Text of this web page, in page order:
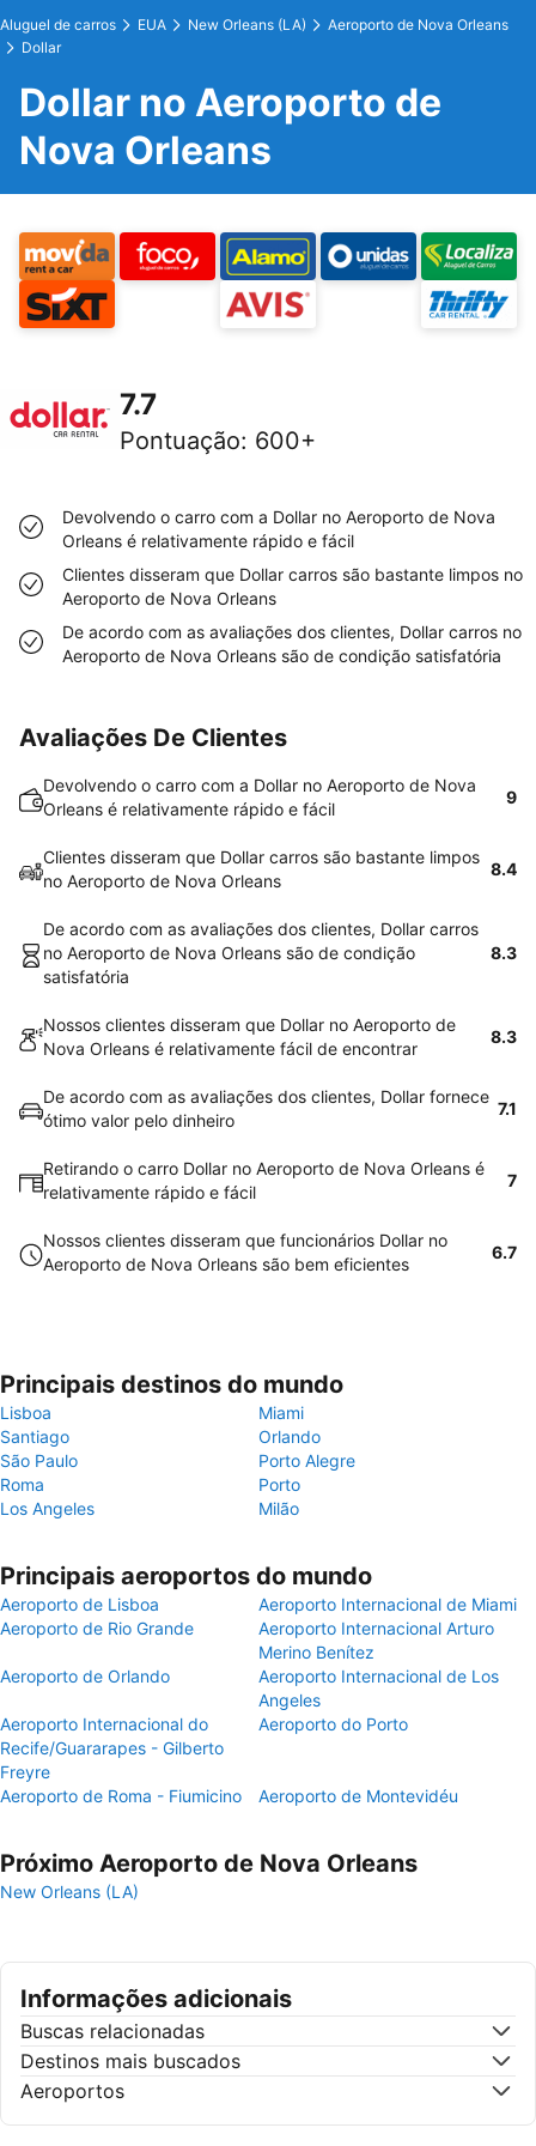
Aluguel de carros EUA New Orleans (LA)
Aeroporto de Nova Orleans
Dollar
Dollar no Aeroporto de
Nova Orleans
7.7
Pontuação: 600+
Devolvendo o carro com a Dollar no Aeroporto de Nova
Orleans é relativamente rápido e fácil
Clientes disseram que Dollar carros são bastante limpos no
Aeroporto de Nova Orleans
De acordo com as avaliações dos clientes, Dollar carros no
Aeroporto de Nova Orleans são de condição satisfatória
Avaliações De Clientes
Devolvendo o carro com a Dollar no Aeroporto de Nova
Orleans é relativamente rápido e fácil
9
Clientes disseram que Dollar carros são bastante limpos
no Aeroporto de Nova Orleans
8.4
De acordo com as avaliações dos clientes, Dollar carros
no Aeroporto de Nova Orleans são de condição
satisfatória
8.3
Nossos clientes disseram que Dollar no Aeroporto de
Nova Orleans é relativamente fácil de encontrar
8.3
De acordo com as avaliações dos clientes, Dollar fornece
ótimo valor pelo dinheiro
7.1
Retirando o carro Dollar no Aeroporto de Nova Orleans é
relativamente rápido e fácil
7
Nossos clientes disseram que funcionários Dollar no
Aeroporto de Nova Orleans são bem eficientes
6.7
Principais destinos do mundo
Lisboa
Miami
Santiago
Orlando
São Paulo
Porto Alegre
Roma
Porto
Los Angeles
Milão
Principais aeroportos do mundo
Aeroporto de Lisboa
Aeroporto Internacional de Miami
Aeroporto de Rio Grande
Aeroporto Internacional Arturo
Merino Benítez
Aeroporto de Orlando
Aeroporto Internacional de Los
Angeles
Aeroporto Internacional do
Recife/Guararapes - Gilberto
Freyre
Aeroporto do Porto
Aeroporto de Roma - Fiumicino Aeroporto de Montevidéu
Próximo Aeroporto de Nova Orleans
New Orleans (LA)
Informações adicionais
Buscas relacionadas
Destinos mais buscados
Aeroportos